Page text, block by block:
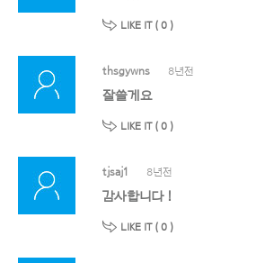
LIKE IT ( 0 )
thsgywns 8년전
잘쓸게요
LIKE IT ( 0 )
tjsaj1 8년전
감사합니다 !
LIKE IT ( 0 )